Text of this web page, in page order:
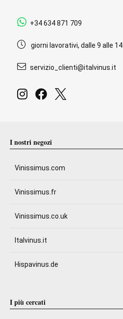
+34 634 871 709
giorni lavorativi, dalle 9 alle 14
servizio_clienti@italvinus.it
I nostri negozi
Vinissimus.com
Vinissimus.fr
Vinissimus.co.uk
Italvinus.it
Hispavinus.de
I più cercati